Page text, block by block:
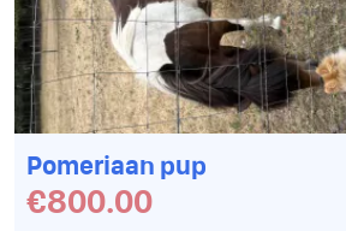
Pomeriaan pup
€800.00